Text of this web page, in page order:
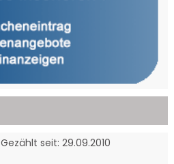
Gezählt seit: 29.09.2010